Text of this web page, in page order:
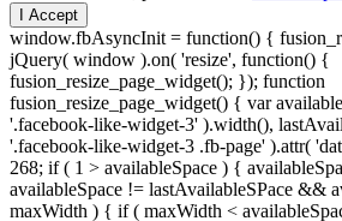
I Accept
window.fbAsyncInit = function() {
jQuery( window ).on( 'resize', function() {
fusion_resize_page_widget(); }); function
fusion_resize_page_widget() { var
'.facebook-like-widget-3' ).width(),
'.facebook-like-widget-3 .fb-page' ).attr(
268; if ( 1 > availableSpace ) {
availableSpace != lastAvailableSPace &&
maxWidth ) { if ( maxWidth <